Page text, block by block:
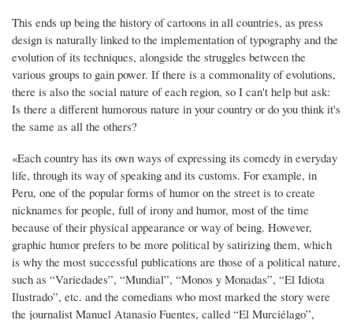
This ends up being the history of cartoons in all countries, as press
design is naturally linked to the implementation of typography and the
evolution of its techniques, alongside the struggles between the
various groups to gain power. If there is a commonality of evolutions,
there is also the social nature of each region, so I can't help but ask:
Is there a different humorous nature in your country or do you think it's
the same as all the others?
«Each country has its own ways of expressing its comedy in everyday
life, through its way of speaking and its customs. For example, in
Peru, one of the popular forms of humor on the street is to create
nicknames for people, full of irony and humor, most of the time
because of their physical appearance or way of being. However,
graphic humor prefers to be more political by satirizing them, which
is why the most successful publications are those of a political nature,
such as “Variedades”, “Mundial”, “Monos y Monadas”, “El Idiota
Ilustrado”, etc. and the comedians who most marked the story were
the journalist Manuel Atanasio Fuentes, called “El Murciélago”,